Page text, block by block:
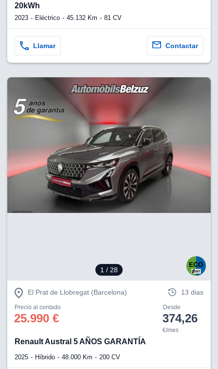
20kWh
2023 Eléctrico 45.132 Km 81 CV
Llamar Contactar
1 / 28
El Prat de Llobregat (Barcelona) 13 dias
Precio al contado
25.990 €
Desde
374,26
€/mes
Renault Austral 5 AÑOS GARANTÍA
2025 Híbrido 48.000 Km 200 CV